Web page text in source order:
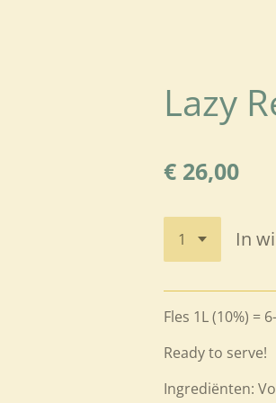
Lazy
€ 26,00
In
Fles 1L (10%) =
Ready to serve!
Ingrediënten: V